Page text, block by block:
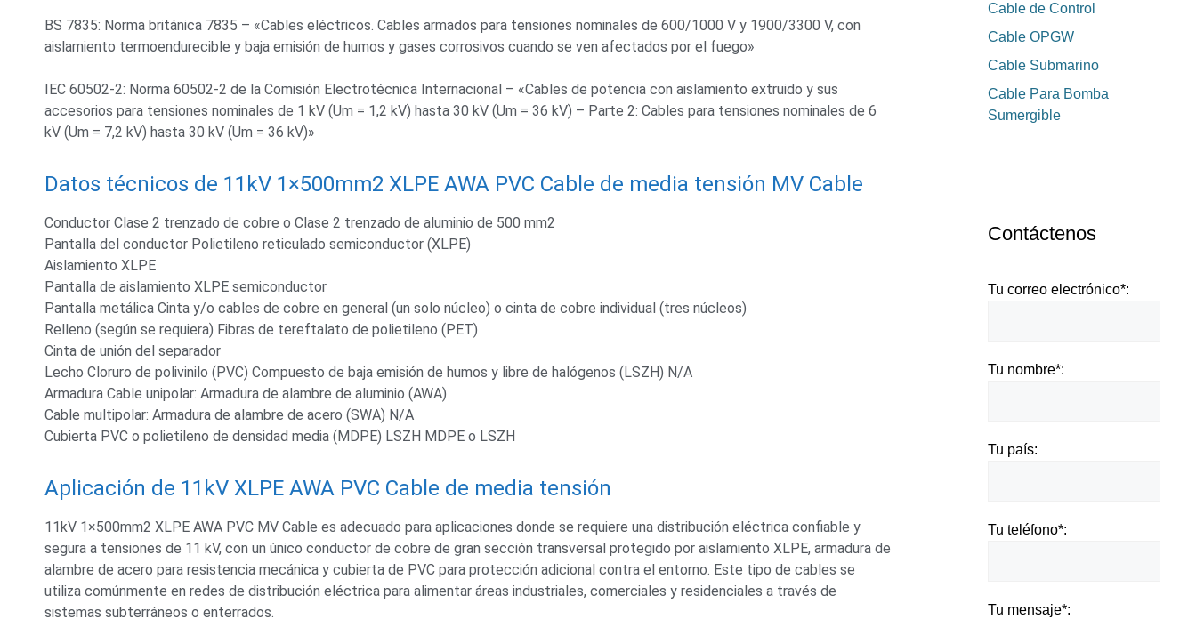
BS 7835: Norma británica 7835 – «Cables eléctricos. Cables armados para tensiones nominales de 600/1000 V y 1900/3300 V, con
aislamiento termoendurecible y baja emisión de humos y gases corrosivos cuando se ven afectados por el fuego»
IEC 60502-2: Norma 60502-2 de la Comisión Electrotécnica Internacional – «Cables de potencia con aislamiento extruido y sus
accesorios para tensiones nominales de 1 kV (Um = 1,2 kV) hasta 30 kV (Um = 36 kV) – Parte 2: Cables para tensiones nominales de 6
kV (Um = 7,2 kV) hasta 30 kV (Um = 36 kV)»
Datos técnicos de 11kV 1×500mm2 XLPE AWA PVC Cable de media tensión MV Cable
Conductor Clase 2 trenzado de cobre o Clase 2 trenzado de aluminio de 500 mm2
Pantalla del conductor Polietileno reticulado semiconductor (XLPE)
Aislamiento XLPE
Pantalla de aislamiento XLPE semiconductor
Pantalla metálica Cinta y/o cables de cobre en general (un solo núcleo) o cinta de cobre individual (tres núcleos)
Relleno (según se requiera) Fibras de tereftalato de polietileno (PET)
Cinta de unión del separador
Lecho Cloruro de polivinilo (PVC) Compuesto de baja emisión de humos y libre de halógenos (LSZH) N/A
Armadura Cable unipolar: Armadura de alambre de aluminio (AWA)
Cable multipolar: Armadura de alambre de acero (SWA) N/A
Cubierta PVC o polietileno de densidad media (MDPE) LSZH MDPE o LSZH
Aplicación de 11kV XLPE AWA PVC Cable de media tensión
11kV 1×500mm2 XLPE AWA PVC MV Cable es adecuado para aplicaciones donde se requiere una distribución eléctrica confiable y
segura a tensiones de 11 kV, con un único conductor de cobre de gran sección transversal protegido por aislamiento XLPE, armadura de
alambre de acero para resistencia mecánica y cubierta de PVC para protección adicional contra el entorno. Este tipo de cables se
utiliza comúnmente en redes de distribución eléctrica para alimentar áreas industriales, comerciales y residenciales a través de
sistemas subterráneos o enterrados.
Cable de Control
Cable OPGW
Cable Submarino
Cable Para Bomba
Sumergible
Contáctenos
Tu correo electrónico*:
Tu nombre*:
Tu país:
Tu teléfono*:
Tu mensaje*: